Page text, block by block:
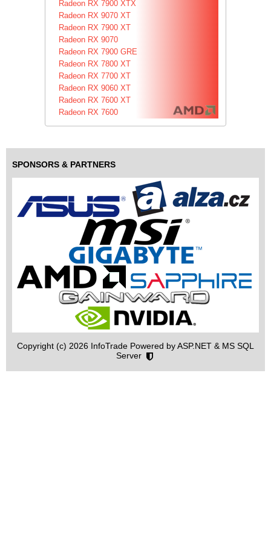
Radeon RX 7900 XTX
Radeon RX 9070 XT
Radeon RX 7900 XT
Radeon RX 9070
Radeon RX 7900 GRE
Radeon RX 7800 XT
Radeon RX 7700 XT
Radeon RX 9060 XT
Radeon RX 7600 XT
Radeon RX 7600
SPONSORS & PARTNERS
Copyright (c) 2026 InfoTrade Powered by ASP.NET & MS SQL
Server